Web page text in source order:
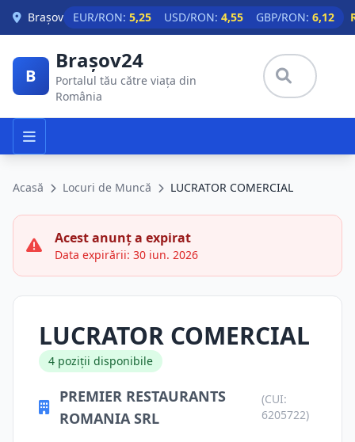
Skip to main content
Brașov EUR/RON: 5,25 USD/RON: 4,55 GBP/RON: 6,12
B
Brașov24
Portalul tău către viața din
România
Acasă Locuri de Muncă LUCRATOR COMERCIAL
Acest anunț a expirat
Data expirării: 30 iun. 2026
LUCRATOR COMERCIAL
4 poziții disponibile
PREMIER RESTAURANTS
ROMANIA SRL
(CUI:
6205722)